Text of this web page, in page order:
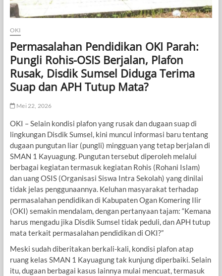
OKI
Permasalahan Pendidikan OKI Parah:
Pungli Rohis-OSIS Berjalan, Plafon
Rusak, Disdik Sumsel Diduga Terima
Suap dan APH Tutup Mata?
Mei 22, 2026
OKI – Selain kondisi plafon yang rusak dan dugaan suap di
lingkungan Disdik Sumsel, kini muncul informasi baru tentang
dugaan pungutan liar (pungli) mingguan yang tetap berjalan di
SMAN 1 Kayuagung. Pungutan tersebut diperoleh melalui
berbagai kegiatan termasuk kegiatan Rohis (Rohani Islam)
dan uang OSIS (Organisasi Siswa Intra Sekolah) yang dinilai
tidak jelas penggunaannya. Keluhan masyarakat terhadap
permasalahan pendidikan di Kabupaten Ogan Komering Ilir
(OKI) semakin mendalam, dengan pertanyaan tajam: “Kemana
harus mengadu jika Disdik Sumsel tidak peduli, dan APH tutup
mata terkait permasalahan pendidikan di OKI?”
Meski sudah diberitakan berkali-kali, kondisi plafon atap
ruang kelas SMAN 1 Kayuagung tak kunjung diperbaiki. Selain
itu, dugaan berbagai kasus lainnya mulai mencuat, termasuk